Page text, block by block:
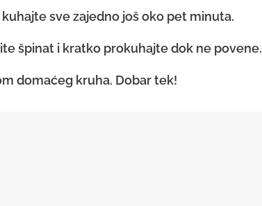
sve zajedno još oko pet minuta.
špinat i kratko prokuhajte dok ne povene.
domaćeg kruha. Dobar tek!